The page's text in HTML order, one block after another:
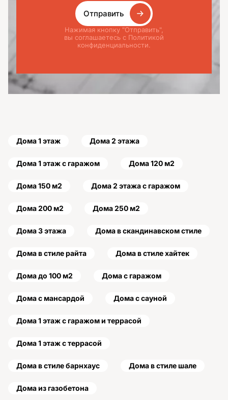
Отправить
Нажимая кнопку "Отправить",
вы соглашаетесь с Политикой
конфиденциальности.
Дома 1 этаж Дома 2 этажа
Дома 1 этаж с гаражом Дома 120 м2
Дома 150 м2 Дома 2 этажа с гаражом
Дома 200 м2 Дома 250 м2
Дома 3 этажа Дома в скандинавском стиле
Дома в стиле райта Дома в стиле хайтек
Дома до 100 м2 Дома с гаражом
Дома с мансардой Дома с сауной
Дома 1 этаж с гаражом и террасой
Дома 1 этаж с террасой
Дома в стиле барнхаус Дома в стиле шале
Дома из газобетона